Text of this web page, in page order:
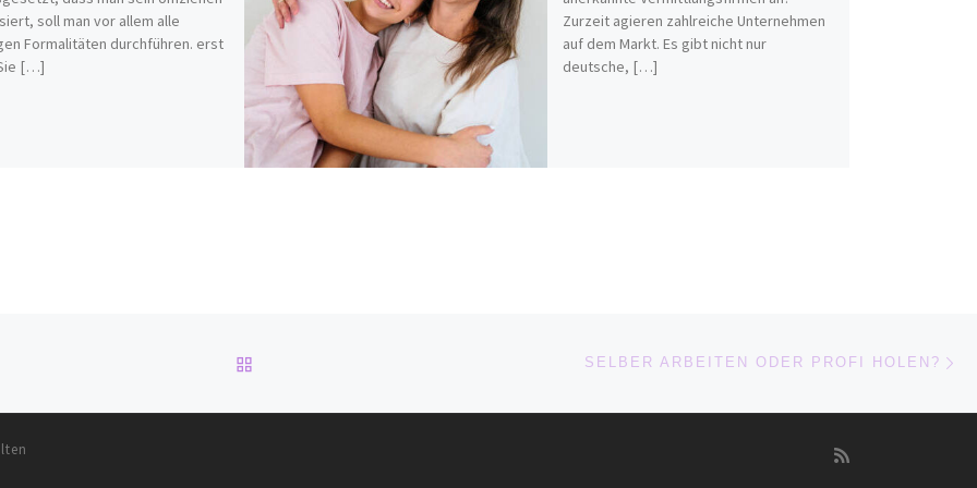
soll man vor allem alle
Formalitäten durchführen. erst
[…]
Zurzeit agieren zahlreiche Unternehmen
auf dem Markt. Es gibt nicht nur
deutsche, […]
SELBER ARBEITEN ODER PROFI HOLEN?